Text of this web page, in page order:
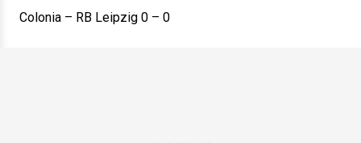
Colonia – RB Leipzig 0 – 0